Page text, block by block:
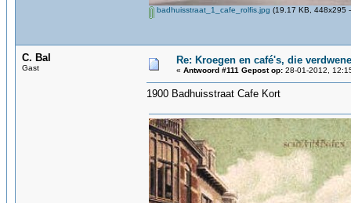
badhuisstraat_1_cafe_rolfis.jpg (19.17 KB, 448x295
C. Bal
Gast
Re: Kroegen en café's, die
« Antwoord #111 Gepost op: 28-01-2012,
1900 Badhuisstraat Cafe Kort